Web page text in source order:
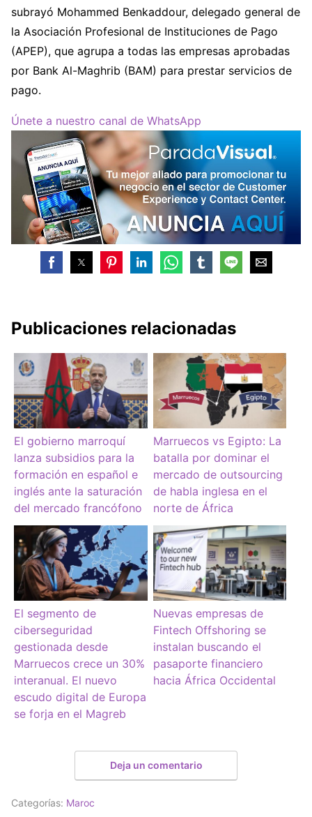
subrayó Mohammed Benkaddour, delegado general de
la Asociación Profesional de Instituciones de Pago
(APEP), que agrupa a todas las empresas aprobadas
por Bank Al-Maghrib (BAM) para prestar servicios de
pago.
Únete a nuestro canal de WhatsApp
Publicaciones relacionadas
El gobierno marroquí
lanza subsidios para la
formación en español e
inglés ante la saturación
del mercado francófono
Marruecos vs Egipto: La
batalla por dominar el
mercado de outsourcing
de habla inglesa en el
norte de África
El segmento de
ciberseguridad
gestionada desde
Marruecos crece un 30%
interanual. El nuevo
escudo digital de Europa
se forja en el Magreb
Nuevas empresas de
Fintech Offshoring se
instalan buscando el
pasaporte financiero
hacia África Occidental
Deja un comentario
Categorías: Maroc